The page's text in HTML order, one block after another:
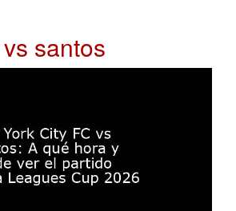
santos